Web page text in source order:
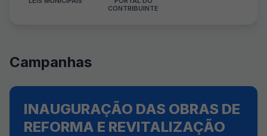
CONTRIBUINTE
Campanhas
INAUGURAÇÃO DAS OBRAS DE
REFORMA E REVITALIZAÇÃO